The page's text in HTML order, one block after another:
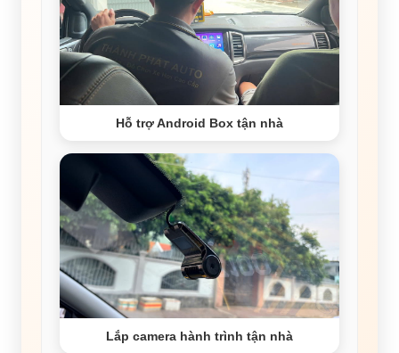
Hỗ trợ Android Box tận nhà
Lắp camera hành trình tận nhà